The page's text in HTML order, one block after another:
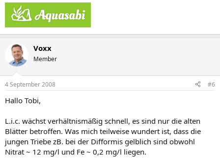
Voxx
Member
4 September 2008 #6
Hallo Tobi,
L.i.c. wächst verhältnismäßig schnell, es sind nur die alten
Blätter betroffen. Was mich teilweise wundert ist, dass die
jungen Triebe zB. bei der Difformis gelblich sind obwohl
Nitrat ~ 12 mg/l und Fe ~ 0,2 mg/l liegen.